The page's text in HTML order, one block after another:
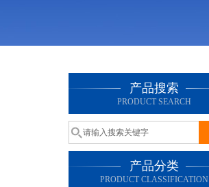
产品搜索
PRODUCT SEARCH
产品分类
PRODUCT CLASSIFICATION